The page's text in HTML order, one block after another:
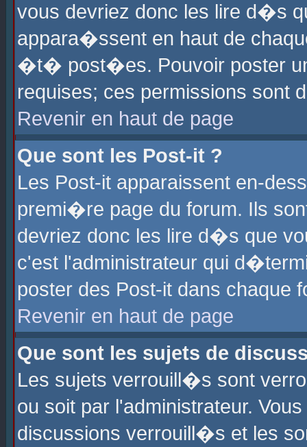
vous devriez donc les lire d�s
appara�ssent en haut de
�t� post�es. Pouvoir poster
requises; ces permissions sont
Revenir en haut de page
Que sont les Post-it ?
Les Post-it apparaissent en-
premi�re page du forum. Ils
devriez donc les lire d�s que
c'est l'administrateur qui
poster des Post-it dans chaque
Revenir en haut de page
Que sont les sujets de
Les sujets verrouill�s sont
ou soit par l'administrateur.
discussions verrouill�s et les